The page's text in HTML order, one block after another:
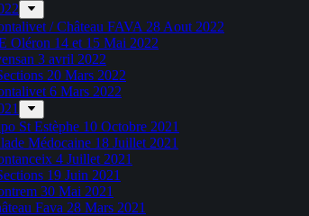
/ Château FAVA 28 Aout 2022
Oléron 14 et 15 Mai 2022
3 avril 2022
20 Mars 2022
6 Mars 2022
St Estèphe 10 Octobre 2021
Médocaine 18 Juillet 2021
4 Juillet 2021
19 Juin 2021
30 Mai 2021
Fava 28 Mars 2021